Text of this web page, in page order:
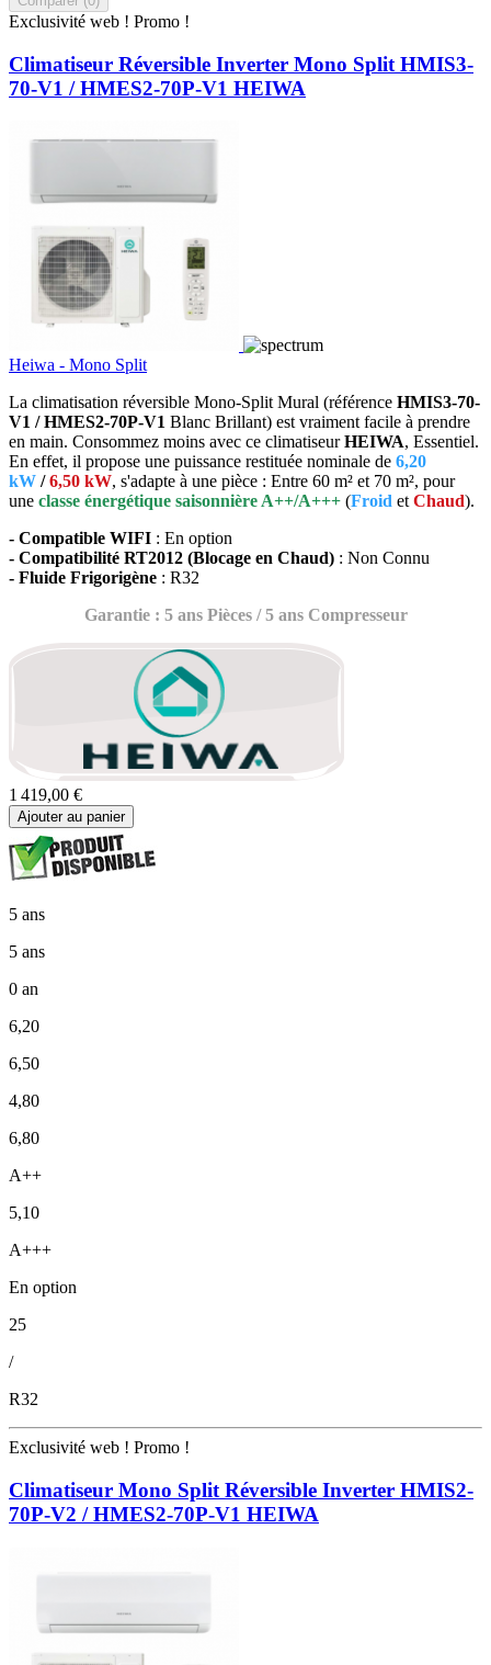
Exclusivité web ! Promo !
Climatiseur Réversible Inverter Mono Split HMIS3-
70-V1 / HMES2-70P-V1 HEIWA
Heiwa - Mono Split
La climatisation réversible Mono-Split Mural (référence HMIS3-70-
V1 / HMES2-70P-V1 Blanc Brillant) est vraiment facile à prendre
en main. Consommez moins avec ce climatiseurHEIWA, Essentiel.
En effet, il propose une puissance restituée nominale de 6,20
kW /6,50 kW, s'adapte à une pièce : Entre 60 m² et 70 m², pour
une classe énergétique saisonnière A++/A+++ (Froid et Chaud).
- Compatible WIFI : En option
- Compatibilité RT2012 (Blocage en Chaud) : Non Connu
- Fluide Frigorigène : R32
Garantie : 5 ans Pièces / 5 ans Compresseur
1 419,00 €
Ajouter au panier
5 ans
5 ans
0 an
6,20
6,50
4,80
6,80
A++
5,10
A+++
En option
25
/
R32
Exclusivité web ! Promo !
Climatiseur Mono Split Réversible Inverter HMIS2-
70P-V2 / HMES2-70P-V1 HEIWA